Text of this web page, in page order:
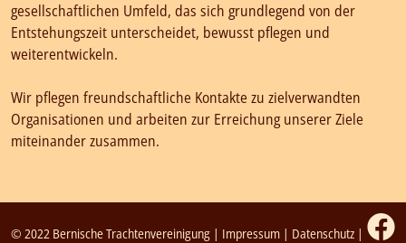
gesellschaftlichen Umfeld, das sich grundlegend von der
Entstehungszeit unterscheidet, bewusst pflegen und
weiterentwickeln.
Wir pflegen freundschaftliche Kontakte zu zielverwandten
Organisationen und arbeiten zur Erreichung unserer Ziele
miteinander zusammen.
© 2022 Bernische Trachtenvereinigung | Impressum | Datenschutz |